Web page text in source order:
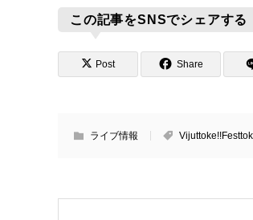
この記事をSNSでシェアする
Post Share
ライブ情報